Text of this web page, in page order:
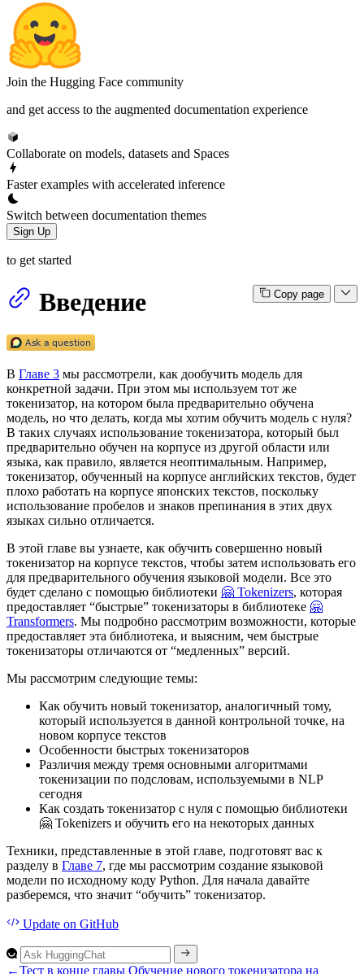
Join the Hugging Face community
and get access to the augmented documentation experience
Collaborate on models, datasets and Spaces
Faster examples with accelerated inference
Switch between documentation themes
Sign Up
to get started
Copy page
Введение
В Главе 3 мы рассмотрели, как дообучить модель для
конкретной задачи. При этом мы используем тот же
токенизатор, на котором была предварительно обучена
модель, но что делать, когда мы хотим обучить модель с нуля?
В таких случаях использование токенизатора, который был
предварительно обучен на корпусе из другой области или
языка, как правило, является неоптимальным. Например,
токенизатор, обученный на корпусе английских текстов, будет
плохо работать на корпусе японских текстов, поскольку
использование пробелов и знаков препинания в этих двух
языках сильно отличается.
В этой главе вы узнаете, как обучить совершенно новый
токенизатор на корпусе текстов, чтобы затем использовать его
для предварительного обучения языковой модели. Все это
будет сделано с помощью библиотеки 🤗 Tokenizers, которая
предоставляет “быстрые” токенизаторы в библиотеке 🤗
Transformers. Мы подробно рассмотрим возможности, которые
предоставляет эта библиотека, и выясним, чем быстрые
токенизаторы отличаются от “медленных” версий.
Мы рассмотрим следующие темы:
Как обучить новый токенизатор, аналогичный тому,
который используется в данной контрольной точке, на
новом корпусе текстов
Особенности быстрых токенизаторов
Различия между тремя основными алгоритмами
токенизации по подсловам, используемыми в NLP
сегодня
Как создать токенизатор с нуля с помощью библиотеки
🤗 Tokenizers и обучить его на некоторых данных
Техники, представленные в этой главе, подготовят вас к
разделу в Главе 7, где мы рассмотрим создание языковой
модели по исходному коду Python. Для начала давайте
разберемся, что значит “обучить” токенизатор.
Update on GitHub
←Тест в конце главы Обучение нового токенизатора на